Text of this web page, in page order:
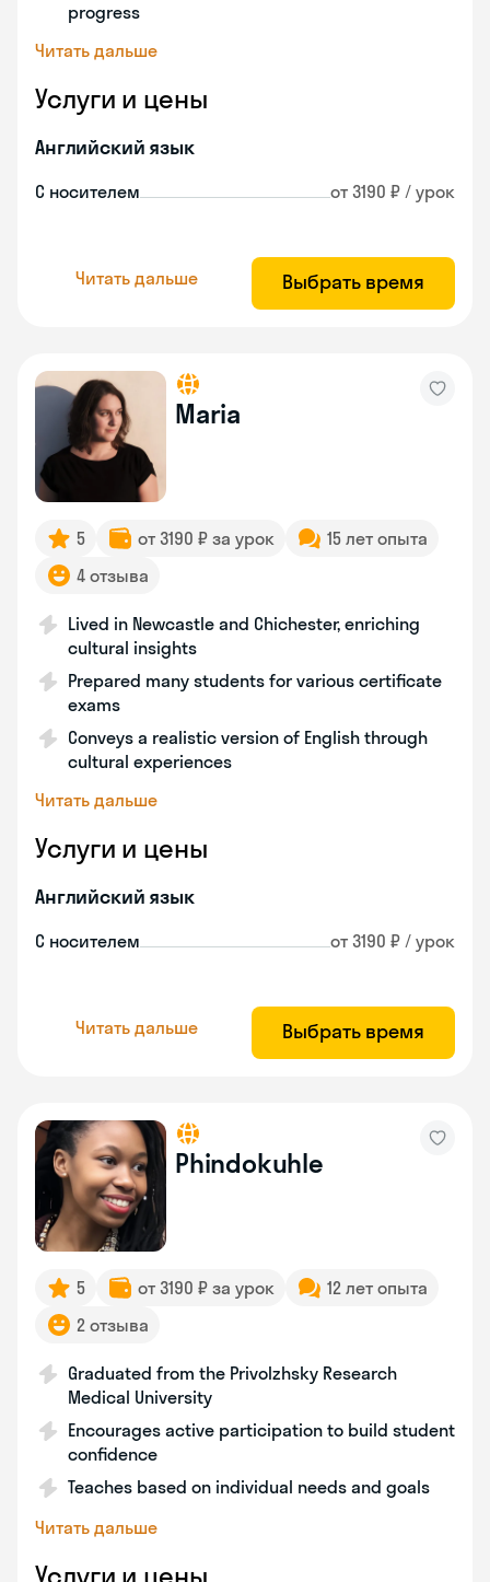
progress
Читать дальше
Услуги и цены
Английский язык
С носителем от 3190 ₽ / урок
Читать дальше Выбрать время
Maria
5 от 3190 ₽ за урок
15 лет опыта
4 отзыва
Lived in Newcastle and Chichester, enriching
cultural insights
Prepared many students for various certificate
exams
Conveys a realistic version of English through
cultural experiences
Читать дальше
Услуги и цены
Английский язык
С носителем от 3190 ₽ / урок
Читать дальше Выбрать время
Phindokuhle
5 от 3190 ₽ за урок
12 лет опыта
2 отзыва
Graduated from the Privolzhsky Research
Medical University
Encourages active participation to build student
confidence
Teaches based on individual needs and goals
Читать дальше
Услуги и цены